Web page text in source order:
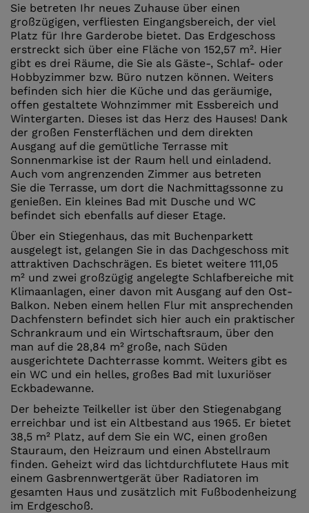
Sie betreten Ihr neues Zuhause über einen
großzügigen, verfliesten Eingangsbereich, der viel
Platz für Ihre Garderobe bietet. Das Erdgeschoss
erstreckt sich über eine Fläche von 152,57 m². Hier
gibt es drei Räume, die Sie als Gäste-, Schlaf- oder
Hobbyzimmer bzw. Büro nutzen können. Weiters
befinden sich hier die Küche und das geräumige,
offen gestaltete Wohnzimmer mit Essbereich und
Wintergarten. Dieses ist das Herz des Hauses! Dank
der großen Fensterflächen und dem direkten
Ausgang auf die gemütliche Terrasse mit
Sonnenmarkise ist der Raum hell und einladend.
Auch vom angrenzenden Zimmer aus betreten
Sie die Terrasse, um dort die Nachmittagssonne zu
genießen. Ein kleines Bad mit Dusche und WC
befindet sich ebenfalls auf dieser Etage.
Über ein Stiegenhaus, das mit Buchenparkett
ausgelegt ist, gelangen Sie in das Dachgeschoss mit
attraktiven Dachschrägen. Es bietet weitere 111,05
m² und zwei großzügig angelegte Schlafbereiche mit
Klimaanlagen, einer davon mit Ausgang auf den Ost-
Balkon. Neben einem hellen Flur mit ansprechenden
Dachfenstern befindet sich hier auch ein praktischer
Schrankraum und ein Wirtschaftsraum, über den
man auf die 28,84 m² große, nach Süden
ausgerichtete Dachterrasse kommt. Weiters gibt es
ein WC und ein helles, großes Bad mit luxuriöser
Eckbadewanne.
Der beheizte Teilkeller ist über den Stiegenabgang
erreichbar und ist ein Altbestand aus 1965. Er bietet
38,5 m² Platz, auf dem Sie ein WC, einen großen
Stauraum, den Heizraum und einen Abstellraum
finden. Geheizt wird das lichtdurchflutete Haus mit
einem Gasbrennwertgerät über Radiatoren im
gesamten Haus und zusätzlich mit Fußbodenheizung
im Erdgeschoß.